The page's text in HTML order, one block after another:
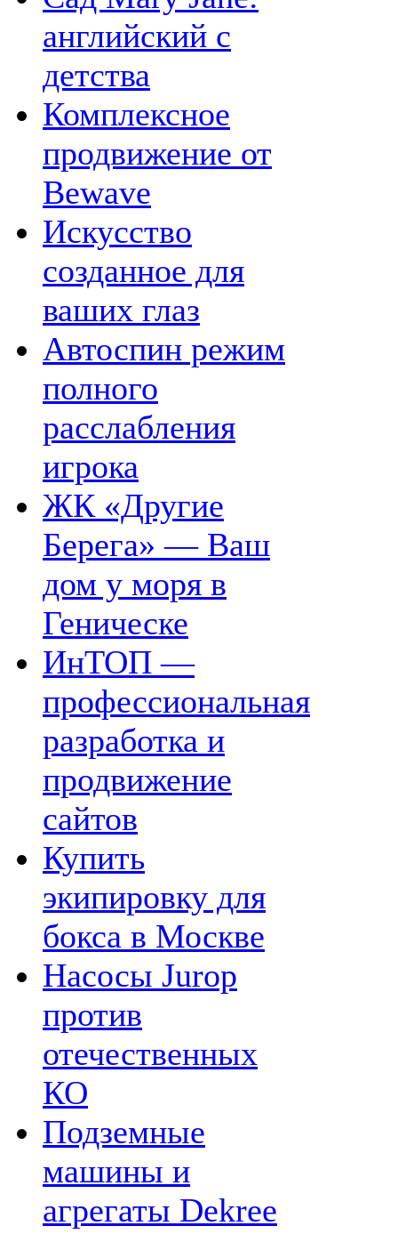
английский с
детства
Комплексное
продвижение от
Bewave
Искусство
созданное для
ваших глаз
Автоспин режим
полного
расслабления
игрока
ЖК «Другие
Берега» — Ваш
дом у моря в
Геническе
ИнТОП —
профессиональная
разработка и
продвижение
сайтов
Купить
экипировку для
бокса в Москве
Насосы Jurop
против
отечественных
КО
Подземные
машины и
агрегаты Dekree